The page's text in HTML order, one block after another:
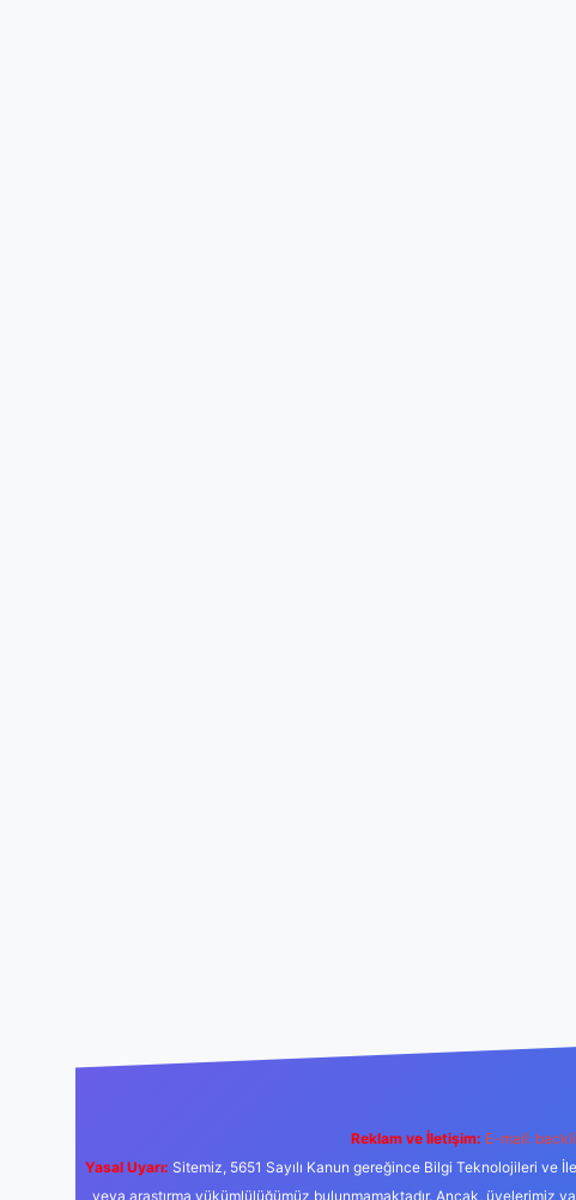
Reklam ve İletişim: E-mail:
Yasal Uyarı: Sitemiz, 5651 Sayılı Kanun gereğince Bilgi Teknolojileri ve
veya araştırma yükümlülüğümüz bulunmamaktadır. Ancak, üyelerimiz